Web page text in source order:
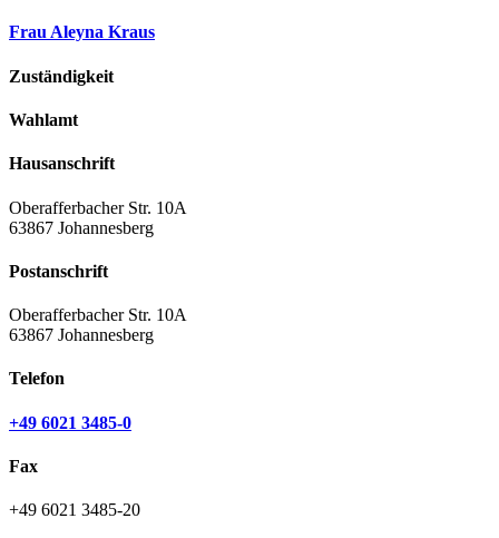
Frau Aleyna Kraus
Zuständigkeit
Wahlamt
Hausanschrift
Oberafferbacher Str. 10A
63867 Johannesberg
Postanschrift
Oberafferbacher Str. 10A
63867 Johannesberg
Telefon
+49 6021 3485-0
Fax
+49 6021 3485-20